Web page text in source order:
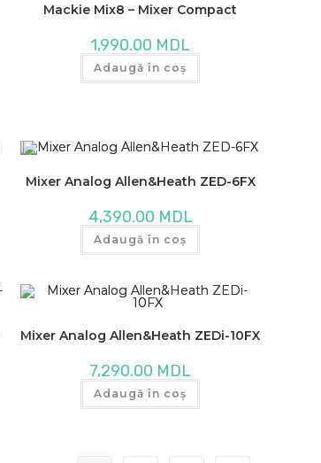
Mackie Mix8 – Mixer Compact
1,990.00 MDL
Adaugă în coș
Mixer Analog Allen&Heath ZED-6FX
4,390.00 MDL
Adaugă în coș
Mixer Analog Allen&Heath ZEDi-10FX
7,290.00 MDL
Adaugă în coș